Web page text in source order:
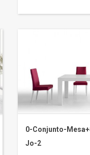
0-Conjunto-
Jo-2